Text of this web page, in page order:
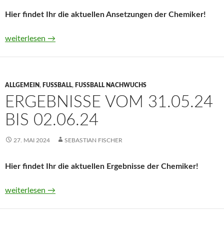
Hier findet Ihr die aktuellen Ansetzungen der Chemiker!
Ergebnisse vom 07.06.24 bis 15.06.24
weiterlesen →
ALLGEMEIN, FUSSBALL , FUSSBALL NACHWUCHS
ERGEBNISSE VOM 31.05.24
BIS 02.06.24
27. MAI 2024 SEBASTIAN FISCHER
Hier findet Ihr die aktuellen Ergebnisse der Chemiker!
Ergebnisse vom 31.05.24 bis 02.06.24
weiterlesen →